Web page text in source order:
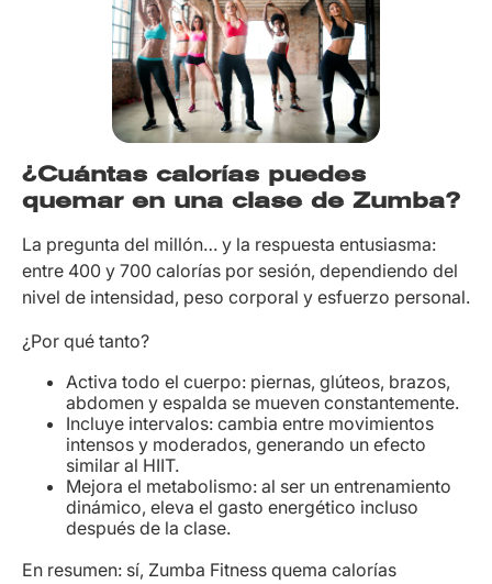
¿Cuántas calorías puedes
quemar en una clase de Zumba?
La pregunta del millón… y la respuesta entusiasma:
entre 400 y 700 calorías por sesión, dependiendo del
nivel de intensidad, peso corporal y esfuerzo personal.
¿Por qué tanto?
Activa todo el cuerpo: piernas, glúteos, brazos,
abdomen y espalda se mueven constantemente.
Incluye intervalos: cambia entre movimientos
intensos y moderados, generando un efecto
similar al HIIT.
Mejora el metabolismo: al ser un entrenamiento
dinámico, eleva el gasto energético incluso
después de la clase.
En resumen: sí, Zumba Fitness quema calorías